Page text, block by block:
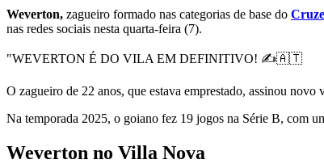
Weverton, zagueiro formado nas categorias de base do
nas redes sociais nesta quarta-feira (7).
"WEVERTON É DO VILA EM DEFINITIVO! ✍️🇦🇹
O zagueiro de 22 anos, que estava emprestado, assinou
Na temporada 2025, o goiano fez 19 jogos na Série B, com
Weverton no Villa Nova